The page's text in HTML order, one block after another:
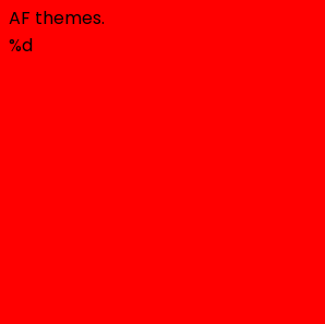
AF themes.
%d